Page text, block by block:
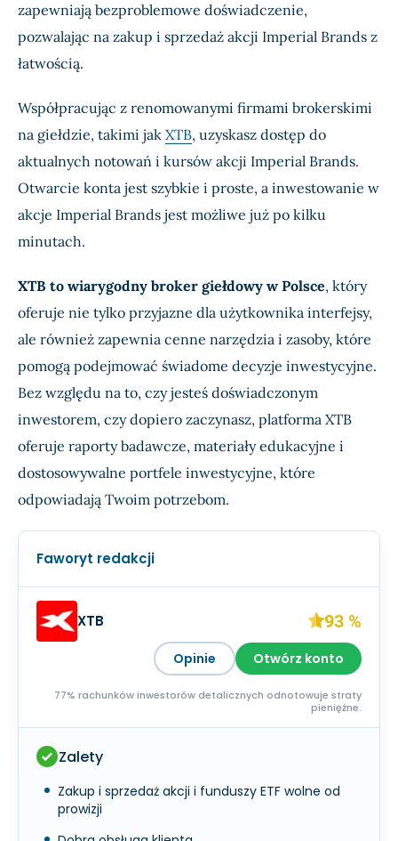
zapewniają bezproblemowe doświadczenie,
pozwalając na zakup i sprzedaż akcji Imperial Brands z
łatwością.
Współpracując z renomowanymi firmami brokerskimi
na giełdzie, takimi jak XTB, uzyskasz dostęp do
aktualnych notowań i kursów akcji Imperial Brands.
Otwarcie konta jest szybkie i proste, a inwestowanie w
akcje Imperial Brands jest możliwe już po kilku
minutach.
XTB to wiarygodny broker giełdowy w Polsce, który
oferuje nie tylko przyjazne dla użytkownika interfejsy,
ale również zapewnia cenne narzędzia i zasoby, które
pomogą podejmować świadome decyzje inwestycyjne.
Bez względu na to, czy jesteś doświadczonym
inwestorem, czy dopiero zaczynasz, platforma XTB
oferuje raporty badawcze, materiały edukacyjne i
dostosowywalne portfele inwestycyjne, które
odpowiadają Twoim potrzebom.
Faworyt redakcji
XTB 93 %
Opinie Otwórz konto
77% rachunków inwestorów detalicznych odnotowuje straty
pieniężne.
Zalety
Zakup i sprzedaż akcji i funduszy ETF wolne od
prowizji